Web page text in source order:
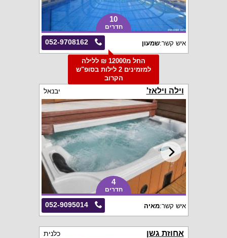
10
חדרים
052-9708162 איש קשר:שמעון
החל מ12000 ₪ ללילה
למזמינים 2 לילות בסופ"ש
הקרוב
וילה וילאז' יבנאל
4
חדרים
052-9095014 איש קשר:מאיה
אחוזת גשן כלנית